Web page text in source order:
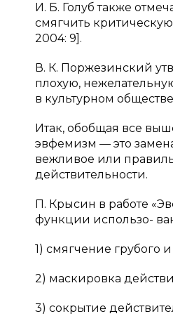
И. Б. Голуб также
смягчить
2004: 9].
В. К. Поржезинский
плохую,
в культурном
Итак, обобщая все
эвфемизм — это
вежливое или
действительности.
П. Крысин в работе
функции использо-
1) смягчение грубого
2) маскировка
3) сокрытие